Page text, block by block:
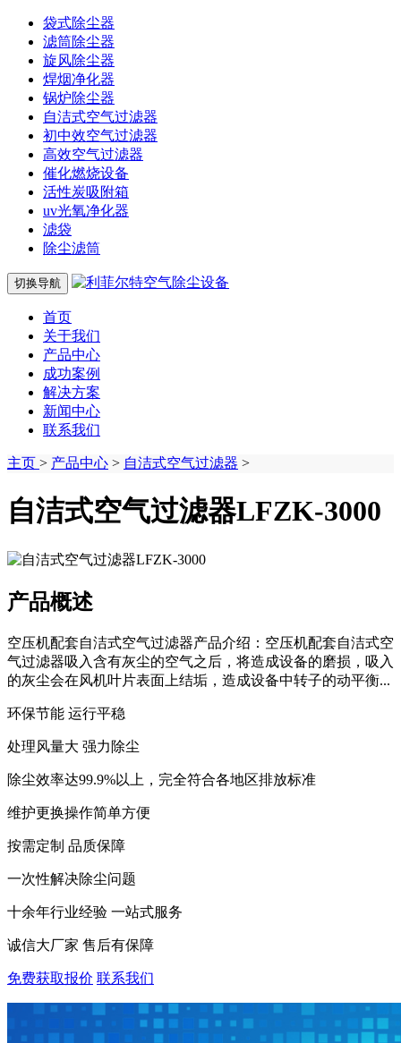
袋式除尘器
滤筒除尘器
旋风除尘器
焊烟净化器
锅炉除尘器
自洁式空气过滤器
初中效空气过滤器
高效空气过滤器
催化燃烧设备
活性炭吸附箱
uv光氧净化器
滤袋
除尘滤筒
切换导航
首页
关于我们
产品中心
成功案例
解决方案
新闻中心
联系我们
主页 > 产品中心 > 自洁式空气过滤器 >
自洁式空气过滤器LFZK-3000
产品概述
空压机配套自洁式空气过滤器产品介绍：空压机配套自洁式空
气过滤器吸入含有灰尘的空气之后，将造成设备的磨损，吸入
的灰尘会在风机叶片表面上结垢，造成设备中转子的动平衡...
环保节能 运行平稳
处理风量大 强力除尘
除尘效率达99.9%以上，完全符合各地区排放标准
维护更换操作简单方便
按需定制 品质保障
一次性解决除尘问题
十余年行业经验 一站式服务
诚信大厂家 售后有保障
免费获取报价 联系我们